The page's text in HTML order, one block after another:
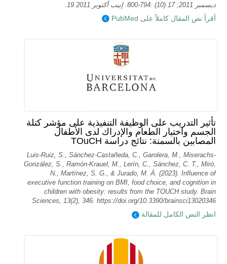
ديسمبر 2011; 17 (10) :794-800. إبيب أكتوبر 2011 19.
أقرأ نص المقال كاملاً على PubMed
تأثير التدريب على الوظيفة التنفيذية على مؤشر كتلة
الجسم واختيار الطعام والإدراك لدى الأطفال
المصابين بالسمنة: نتائج دراسة TOuCH
Luis-Ruiz, S., Sánchez-Castañeda, C., Garolera, M., Miserachs-
González, S., Ramón-Krauel, M., Lerín, C., Sánchez, C. T., Miró,
N., Martí­nez, S. G., & Jurado, M. Á. (2023). Influence of
executive function training on BMI, food choice, and cognition in
children with obesity: results from the TOUCH study. Brain
Sciences, 13(2), 346. https://doi.org/10.3390/brainsci13020346
انظر النص الكامل للمقالة